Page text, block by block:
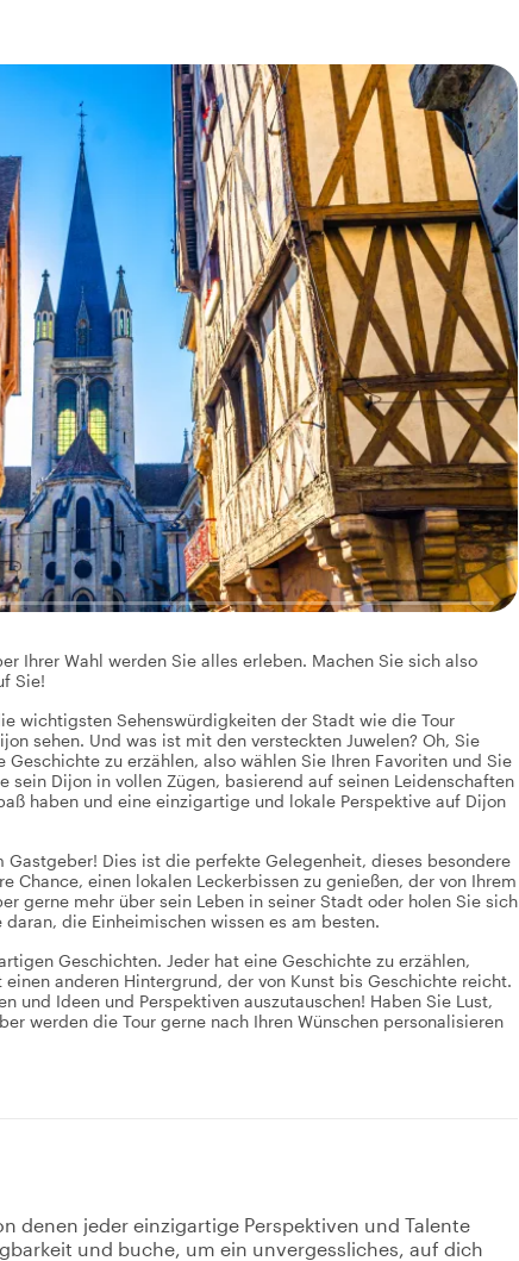
Ihrer Wahl werden Sie alles erleben. Machen Sie sich also
Sie!
wichtigsten Sehenswürdigkeiten der Stadt wie die Tour
sehen. Und was ist mit den versteckten Juwelen? Oh, Sie
zu erzählen, also wählen Sie Ihren Favoriten und Sie
Dijon in vollen Zügen, basierend auf seinen Leidenschaften
haben und eine einzigartige und lokale Perspektive auf Dijon
Gastgeber! Dies ist die perfekte Gelegenheit, dieses besondere
Chance, einen lokalen Leckerbissen zu genießen, der von Ihrem
gerne mehr über sein Leben in seiner Stadt oder holen Sie sich
die Einheimischen wissen es am besten.
Geschichten. Jeder hat eine Geschichte zu erzählen,
anderen Hintergrund, der von Kunst bis Geschichte reicht.
und Ideen und Perspektiven auszutauschen! Haben Sie Lust,
werden die Tour gerne nach Ihren Wünschen personalisieren
denen jeder einzigartige Perspektiven und Talente
und buche, um ein unvergessliches, auf dich